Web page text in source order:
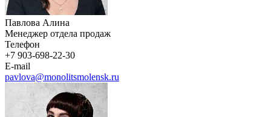
Павлова Алина
Менеджер отдела продаж
Телефон
+7 903-698-22-30
E-mail
pavlova@monolitsmolensk.ru